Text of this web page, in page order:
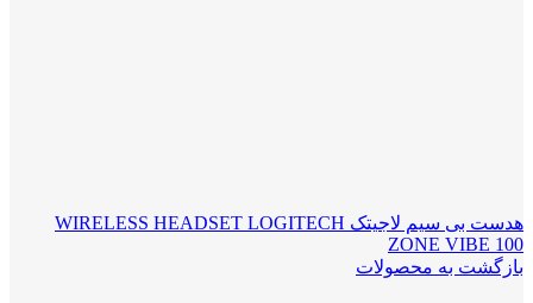
هدست بی سیم لاجیتک WIRELESS HEADSET LOGITECH
ZONE VIBE 100
بازگشت به محصولات